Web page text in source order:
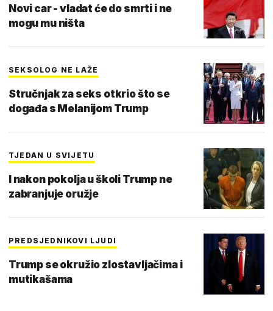
Novi car - vladat će do smrti i ne
mogu mu ništa
SEKSOLOG NE LAŽE
Stručnjak za seks otkrio što se
događa s Melanijom Trump
TJEDAN U SVIJETU
I nakon pokolja u školi Trump ne
zabranjuje oružje
PREDSJEDNIKOVI LJUDI
Trump se okružio zlostavljačima i
mutikašama